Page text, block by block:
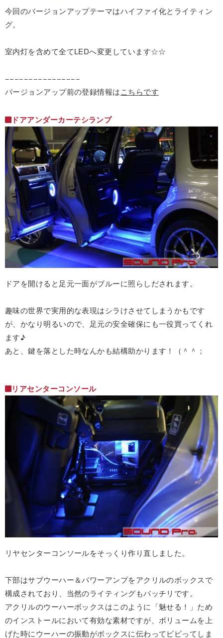
今回のバージョンアップテーマはハイファイ化とライティン
グ。
室内灯を含めて全てLEDへ変更しています☆☆
−−−−−−−−−−−−−−−−
バージョンアップ前の登録情報はこちらです
ドアアンダーカーテシランプ
ドアを開けると足元一面がブルーに照らしだされます。
趣味の世界で実用的な表現はシラけさせてしまうかもです
が、かなり明るいので、足元の安全確保にも一役買ってくれ
ます♪
あと、鍵を落とした時なんかも結構助かります！（＾＾；
リアセンターコンソール
リヤセンターコンソールをそっくり作り直しました。
下部はサブウーハー＆パワーアンプをアクリルのボックスで
構成されており、当然のライティングもバッチリです。
アクリルのウーハーボックスはこのように「魅せる！」ため
のインストールにおいて有効な素材ですが、ボリュームを上
げた時にウーハーの振動がボックスに伝わってビビってしま